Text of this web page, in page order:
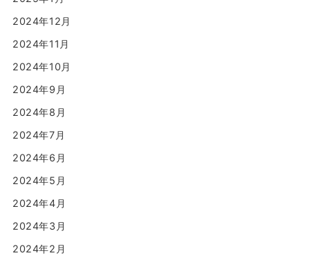
2024年12月
2024年11月
2024年10月
2024年9月
2024年8月
2024年7月
2024年6月
2024年5月
2024年4月
2024年3月
2024年2月